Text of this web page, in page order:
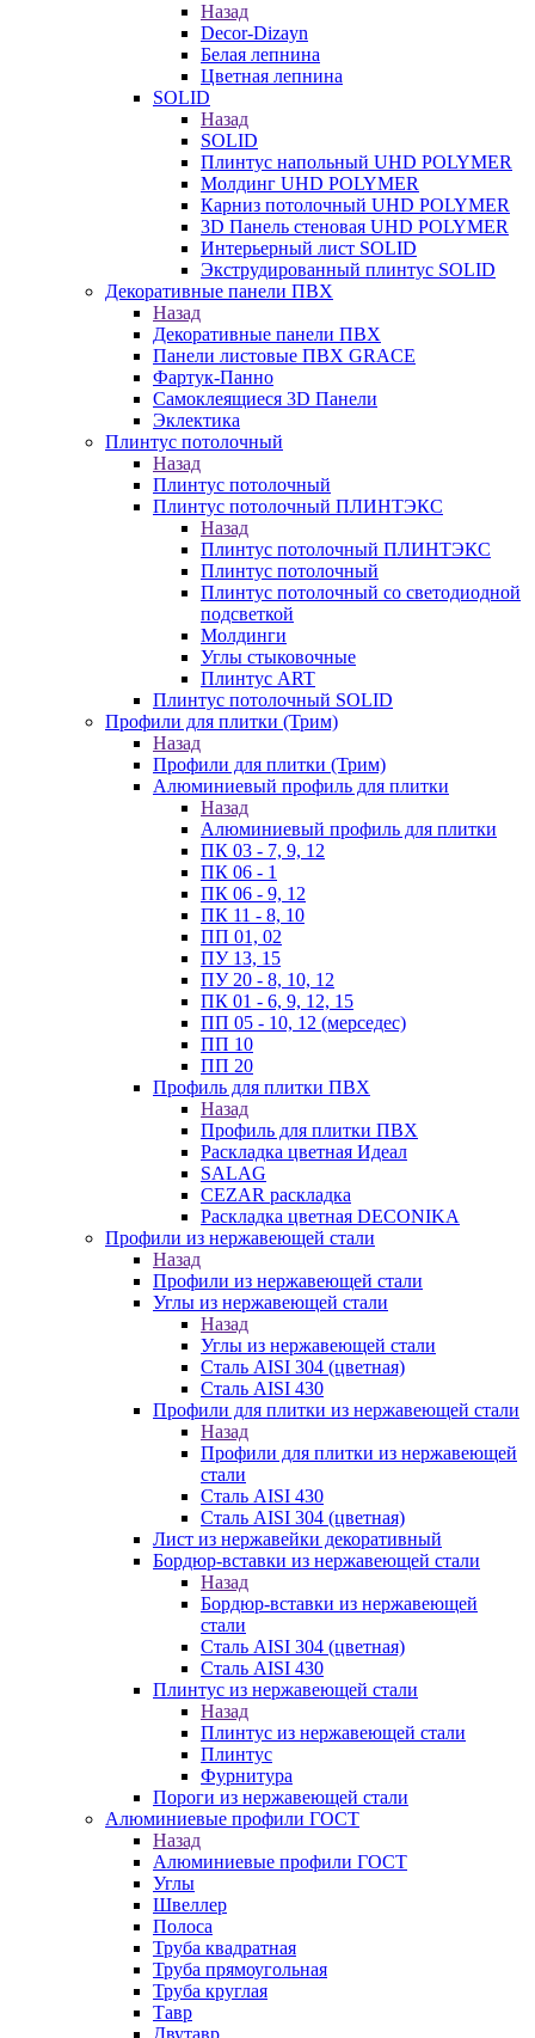
Назад
Decor-Dizayn
Белая лепнина
Цветная лепнина
SOLID
Назад
SOLID
Плинтус напольный UHD POLYMER
Молдинг UHD POLYMER
Карниз потолочный UHD POLYMER
3D Панель стеновая UHD POLYMER
Интерьерный лист SOLID
Экструдированный плинтус SOLID
Декоративные панели ПВХ
Назад
Декоративные панели ПВХ
Панели листовые ПВХ GRACE
Фартук-Панно
Самоклеящиеся 3D Панели
Эклектика
Плинтус потолочный
Назад
Плинтус потолочный
Плинтус потолочный ПЛИНТЭКС
Назад
Плинтус потолочный ПЛИНТЭКС
Плинтус потолочный
Плинтус потолочный со светодиодной
подсветкой
Молдинги
Углы стыковочные
Плинтус ART
Плинтус потолочный SOLID
Профили для плитки (Трим)
Назад
Профили для плитки (Трим)
Алюминиевый профиль для плитки
Назад
Алюминиевый профиль для плитки
ПК 03 - 7, 9, 12
ПК 06 - 1
ПК 06 - 9, 12
ПК 11 - 8, 10
ПП 01, 02
ПУ 13, 15
ПУ 20 - 8, 10, 12
ПК 01 - 6, 9, 12, 15
ПП 05 - 10, 12 (мерседес)
ПП 10
ПП 20
Профиль для плитки ПВХ
Назад
Профиль для плитки ПВХ
Раскладка цветная Идеал
SALAG
CEZAR раскладка
Раскладка цветная DECONIKA
Профили из нержавеющей стали
Назад
Профили из нержавеющей стали
Углы из нержавеющей стали
Назад
Углы из нержавеющей стали
Сталь AISI 304 (цветная)
Сталь AISI 430
Профили для плитки из нержавеющей стали
Назад
Профили для плитки из нержавеющей
стали
Сталь AISI 430
Сталь AISI 304 (цветная)
Лист из нержавейки декоративный
Бордюр-вставки из нержавеющей стали
Назад
Бордюр-вставки из нержавеющей
стали
Сталь AISI 304 (цветная)
Сталь AISI 430
Плинтус из нержавеющей стали
Назад
Плинтус из нержавеющей стали
Плинтус
Фурнитура
Пороги из нержавеющей стали
Алюминиевые профили ГОСТ
Назад
Алюминиевые профили ГОСТ
Углы
Швеллер
Полоса
Труба квадратная
Труба прямоугольная
Труба круглая
Тавр
Двутавр